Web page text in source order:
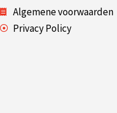
Algemene voorwaarden
Privacy Policy